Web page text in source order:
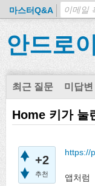
마스터Q&A
안드로
최근 질문 미답
Home 키가 눌
+2
추천
https://
앱처럼